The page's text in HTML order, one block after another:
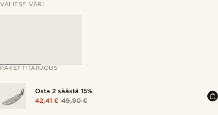
VALITSE VÄRI
PAKETTITARJOUS
Osta 2 säästä 15%
42,41 € 49,90 €